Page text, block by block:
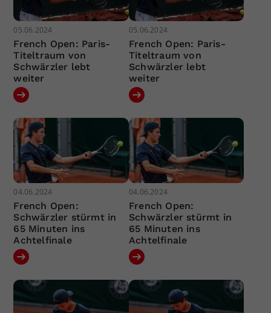
05.06.2024
French Open: Paris-
Titeltraum von
Schwärzler lebt
weiter
05.06.2024
French Open: Paris-
Titeltraum von
Schwärzler lebt
weiter
04.06.2024
French Open:
Schwärzler stürmt in
65 Minuten ins
Achtelfinale
04.06.2024
French Open:
Schwärzler stürmt in
65 Minuten ins
Achtelfinale